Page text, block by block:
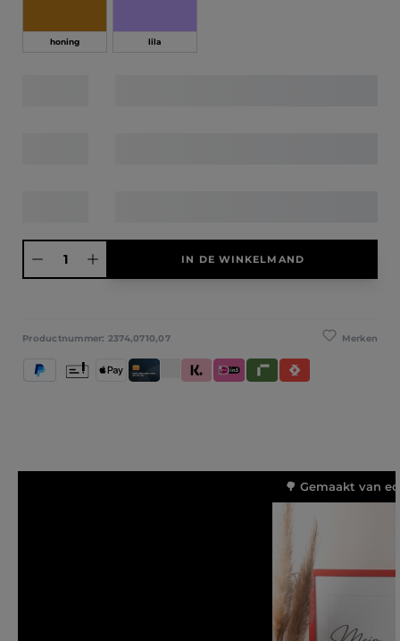
honing lila
IN DE WINKELMAND
Merken
Productnummer: 2374,0710,07
PayPal Apple PayCreditcard / BetaalpasKlarna (Achteraf betalen / In delen
iDeal IN3RivertySatispay
Vooruitbetaling
🌳 Gemaakt van